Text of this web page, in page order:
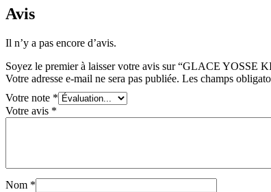
Avis
Il n’y a pas encore d’avis.
Soyez le premier à laisser votre avis sur “GLACE
Votre adresse e-mail ne sera pas publiée. Les champs
Votre note *
Votre avis *
Nom *